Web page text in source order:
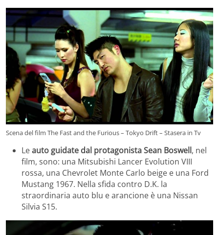
Scena del film The Fast and the Furious – Tokyo Drift – Stasera in Tv
Leauto guidate dal protagonista Sean Boswell, nel
film, sono: una Mitsubishi Lancer Evolution VIII
rossa, una Chevrolet Monte Carlo beige e una Ford
Mustang 1967. Nella sfida contro D.K. la
straordinaria auto blu e arancione è una Nissan
Silvia S15.